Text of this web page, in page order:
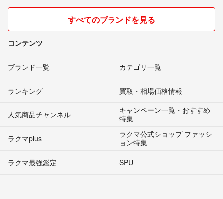
すべてのブランドを見る
コンテンツ
ブランド一覧 カテゴリ一覧
ランキング 買取・相場価格情報
人気商品チャンネル
キャンペーン一覧・おすすめ
特集
ラクマplus
ラクマ公式ショップ ファッシ
ョン特集
ラクマ最強鑑定
SPU